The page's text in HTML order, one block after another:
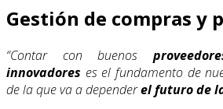
Gestión de compras y
“Contar con buenos
innovadores es el fundamento de
de la que va a dependerelfuturo de